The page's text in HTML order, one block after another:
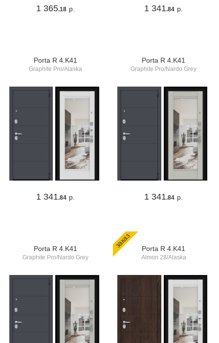
1 365.18 р. 1 341.84 р.
Porta R 4.K41
Graphite Pro/Alaska
1 341.84 р.
Porta R 4.K41
Graphite Pro/Nardo Grey
1 341.84 р.
Porta R 4.K41
Graphite Pro/Nardo Grey
заказ Porta R 4.K41
Almon 28/Alaska